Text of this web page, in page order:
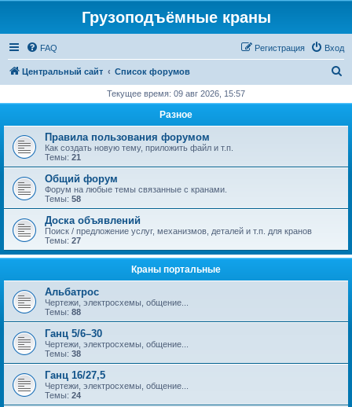
Грузоподъёмные краны
FAQ Вход
Регистрация
Центральный сайт Список форумов
с
Текущее время: 09 авг 2026, 15:57
Разное
Правила пользования форумом
Как создать новую тему, приложить файл и т.п.
Темы: 21
Общий форум
Форум на любые темы связанные с кранами.
Темы: 58
Доска объявлений
Поиск / предложение услуг, механизмов, деталей и т.п. для кранов
Темы: 27
Краны портальные
Альбатрос
Чертежи, электросхемы, общение...
Темы: 88
Ганц 5/6–30
Чертежи, электросхемы, общение...
Темы: 38
Ганц 16/27,5
Чертежи, электросхемы, общение...
Темы: 24